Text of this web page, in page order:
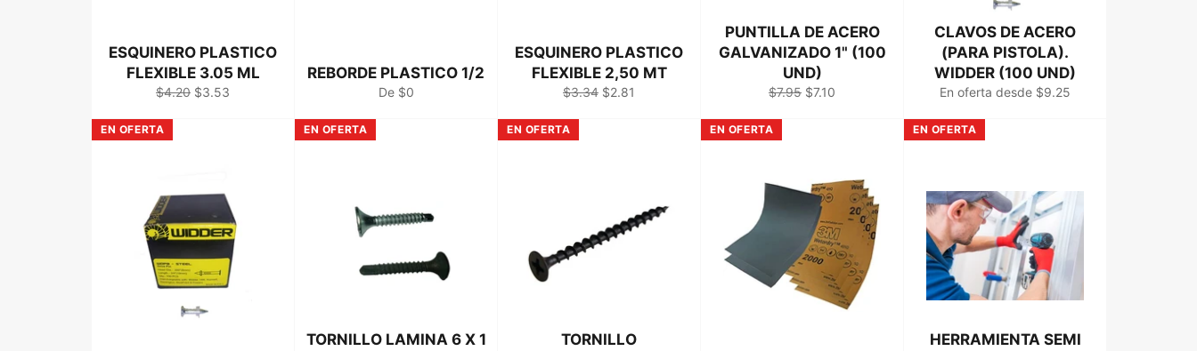
ESQUINERO PLASTICO
FLEXIBLE 3.05 ML
Precio
$4.20 Precio
$3.53
REBORDE PLASTICO 1/2
De $0
ESQUINERO PLASTICO
FLEXIBLE 2,50 MT
Precio
$3.34 Precio
$2.81
PUNTILLA DE ACERO
GALVANIZADO 1" (100
UND)
Precio
$7.95 Precio
$7.10
CLAVOS DE ACERO
(PARA PISTOLA).
WIDDER (100 UND)
En oferta desde $9.25
EN OFERTA
TORNILLO LAMINA 6 X 1
EN OFERTA
TORNILLO
EN OFERTA EN OFERTA
HERRAMIENTA SEMI
EN OFERTA